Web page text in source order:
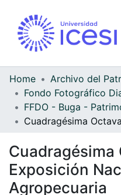
Home
FFDO - Buga -
Cuadragésima
Exposición
Agropecuaria